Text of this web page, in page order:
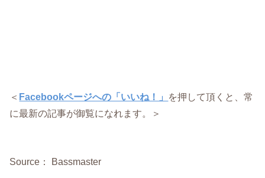
＜ Facebookページへの「いいね！」 を押して頂くと、常
に最新の記事が御覧になれます。＞
Source： Bassmaster